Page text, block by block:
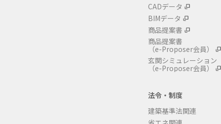
CADデータ
BIMデータ
商品提案書
商品提案書
（e-Proposer会員）
玄関シミュレーション
（e-Proposer会員）
法令・制度
建築基準法関連